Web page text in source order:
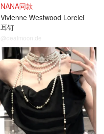
NANA同款
Vivienne Westwood Lorelei
耳钉
@dealmoon.de